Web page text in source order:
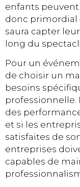
enfants
donc primordial
saura capter
long du
Pour un
de choisir un
besoins
professionnelle.
des
et si les
satisfaites de
entreprises
capables de